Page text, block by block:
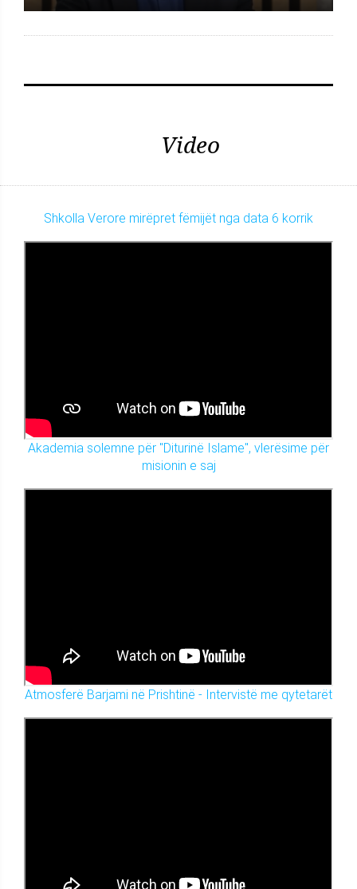
Video
Shkolla Verore mirëpret fëmijët nga data 6 korrik
Akademia solemne për "Diturinë Islame", vlerësime për
misionin e saj
Atmosferë Barjami në Prishtinë - Intervistë me qytetarët